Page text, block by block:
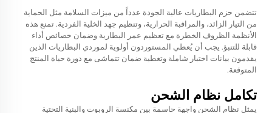
تتضمن حزم البطاريات عالية الجودة عدداً من ميزات السلامة مثل الحماية
من التيار الزائد، والمراقبة الحرارية، وتنظيم جهد الخلية الفردية. تمنع هذه
الأنظمة الظروف الخطرة مع تعظيم عمر البطارية وضمان خصائص أداء
قابلة للتنبؤ. يجب أن يُعطي المستوردون أولوية لموردي البطاريات الذين
يقدمون بيانات اختبار شاملة وتغطية ضمان تتماشى مع دورة حياة المنتج
المتوقعة.
تكامل نظام الشحن
يمثل نظام الشحن واجهة حاسمة بين مكنسة الروبوت والبنية التحتية